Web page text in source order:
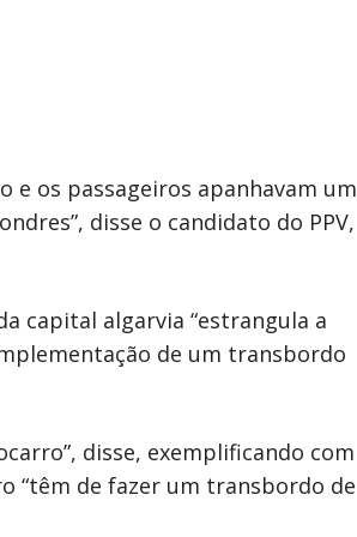
e os passageiros apanhavam um
disse o candidato do PPV,
capital algarvia “estrangula a
de um transbordo
disse, exemplificando com
“têm de fazer um transbordo de